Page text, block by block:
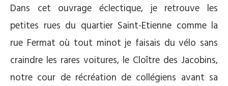
Dans cet ouvrage éclectique, je retrouve les
petites rues du quartier Saint-Etienne comme la
rue Fermat où tout minot je faisais du vélo sans
craindre les rares voitures, le Cloître des Jacobins,
notre cour de récréation de collégiens avant sa